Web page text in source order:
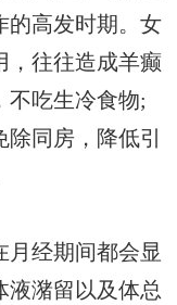
的高发时期。女
，往往造成羊癫
不吃生冷食物;
同房，降低引
月经期间都会显
液潴留以及体总